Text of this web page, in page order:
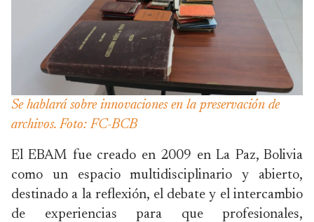
Se hablará sobre innovaciones en la preservación de
archivos. Foto: FC-BCB
El EBAM fue creado en 2009 en La Paz, Bolivia
como un espacio multidisciplinario y abierto,
destinado a la reflexión, el debate y el intercambio
de experiencias para que profesionales,